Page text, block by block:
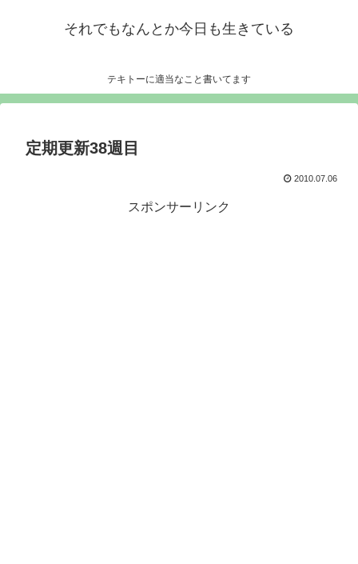
それでもなんとか今日も生きている
テキトーに適当なこと書いてます
定期更新38週目
2010.07.06
スポンサーリンク